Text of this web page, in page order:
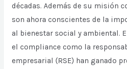
décadas. Además de su misión
son ahora conscientes de la
al bienestar social y ambiental.
el compliance como la
empresarial (RSE) han ganado